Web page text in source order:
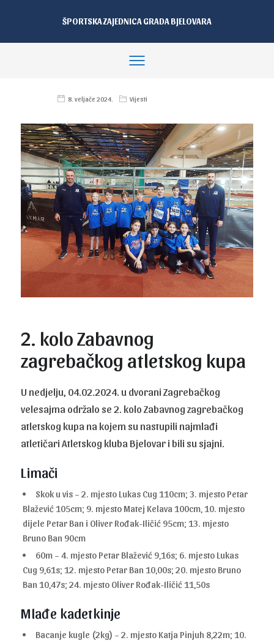
ŠPORTSKA ZAJEDNICA GRADA BJELOVARA
8. veljače 2024. Vijesti
2. kolo Zabavnog
zagrebačkog atletskog kupa
U nedjelju, 04.02.2024. u dvorani Zagrebačkog
velesajma održalo se 2. kolo Zabavnog zagrebačkog
atletskog kupa na kojem su nastupili najmlađi
atletičari Atletskog kluba Bjelovar i bili su sjajni.
Limači
Skok u vis – 2. mjesto Lukas Cug 110cm; 3. mjesto Petar
Blažević 105cm; 9. mjesto Matej Kelava 100cm, 10. mjesto
dijele Petar Ban i Oliver Rođak-Iličić 95cm; 13. mjesto
Bruno Ban 90cm
60m – 4. mjesto Petar Blažević 9,16s; 6. mjesto Lukas
Cug 9,61s; 12. mjesto Petar Ban 10,00s; 20. mjesto Bruno
Ban 10,47s; 24. mjesto Oliver Rođak-Iličić 11,50s
Mlađe kadetkinje
Bacanje kugle (2kg) – 2. mjesto Katja Pinjuh 8,22m; 10.